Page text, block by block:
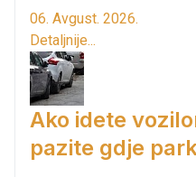
06. Avgust. 2026.
Detaljnije...
Ako idete
pazite gdje